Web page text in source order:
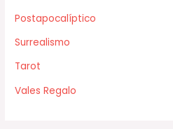
Postapocalíptico
Surrealismo
Tarot
Vales Regalo